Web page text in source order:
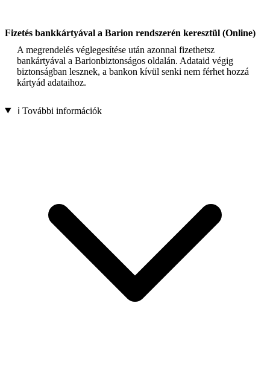
Fizetés bankkártyával a Barion rendszerén keresztül (Online)
A megrendelés véglegesítése után azonnal fizethetsz
bankártyával a Barionbiztonságos oldalán. Adataid végig
biztonságban lesznek, a bankon kívül senki nem férhet hozzá
kártyád adataihoz.
ℹ️ További információk